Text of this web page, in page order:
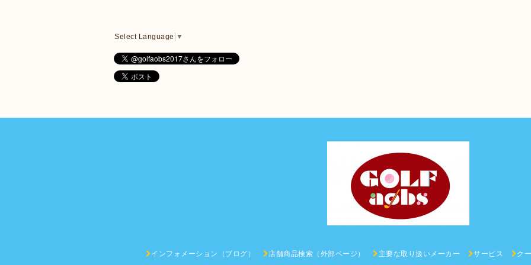
Select Language ▼
インフォメーション（ブログ） 店舗商品検索（外部ページ） 主要な取り扱いメーカー サービス ク